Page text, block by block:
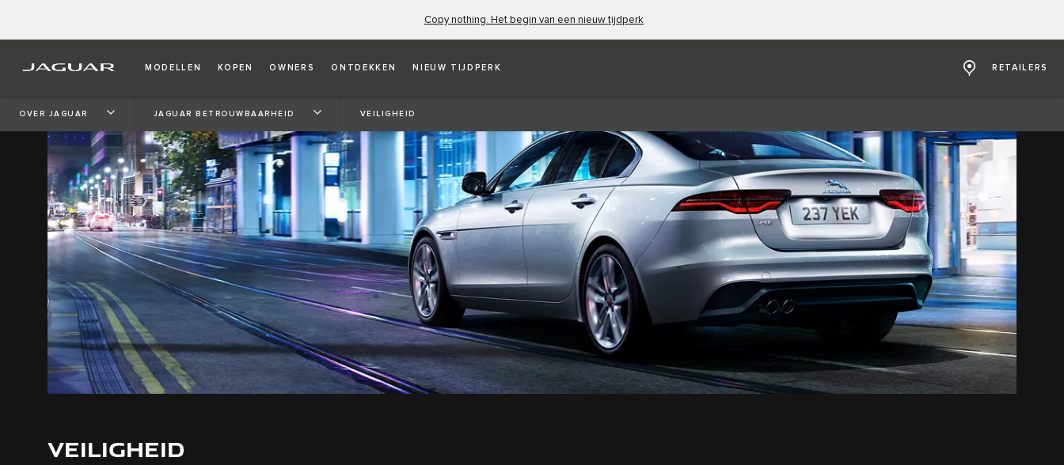
Copy nothing. Het begin van een nieuw tijdperk
MODELLEN KOPEN OWNERS ONTDEKKEN NIEUW TIJDPERK RETAILERS
OVER JAGUAR JAGUAR BETROUWBAARHEID VEILIGHEID
VEILIGHEID